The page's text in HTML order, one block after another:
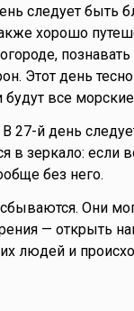
следует быть
хорошо
Этот день
все
27-й день
в зеркало: если
без него.
Они
— открыть
людей и